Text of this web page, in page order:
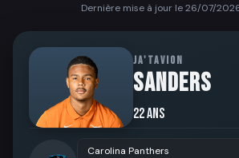
Dernière mise à jour le 26/07/
JA'TAVION
SANDERS
22 ans
Carolina Panthers